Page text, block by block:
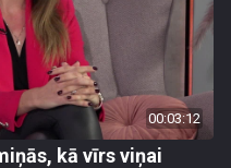
00:03:12
kā vīrs viņai